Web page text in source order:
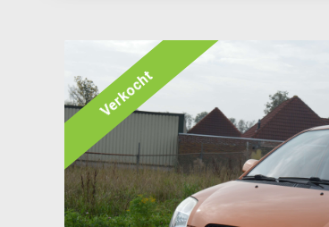
Verkocht